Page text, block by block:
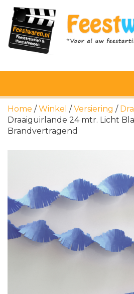
Home /Winkel /Versiering /
Draaiguirlande 24 mtr. Licht
Brandvertragend